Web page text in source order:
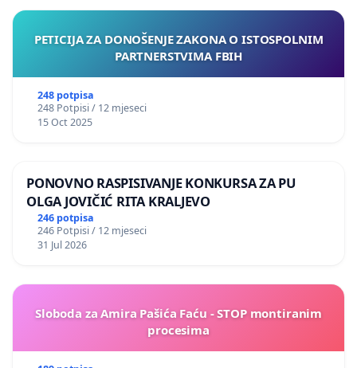
PETICIJA ZA DONOŠENJE ZAKONA O ISTOSPOLNIM
PARTNERSTVIMA FBIH
248 potpisa
248 Potpisi / 12 mjeseci
15 Oct 2025
PONOVNO RASPISIVANJE KONKURSA ZA PU
OLGA JOVIČIĆ RITA KRALJEVO
246 potpisa
246 Potpisi / 12 mjeseci
31 Jul 2026
Sloboda za Amira Pašića Faću - STOP montiranim
procesima